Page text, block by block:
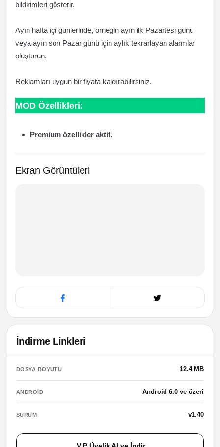
bildirimleri gösterir.
Ayın hafta içi günlerinde, örneğin ayın ilk Pazartesi günü
veya ayın son Pazar günü için aylık tekrarlayan alarmlar
oluşturun.
Reklamları uygun bir fiyata kaldırabilirsiniz.
MOD Özellikleri:
Premium özellikler aktif.
Ekran Görüntüleri
İndirme Linkleri
DOSYA BOYUTU 12.4 MB
ANDROID Android 6.0 ve üzeri
SÜRÜM v1.40